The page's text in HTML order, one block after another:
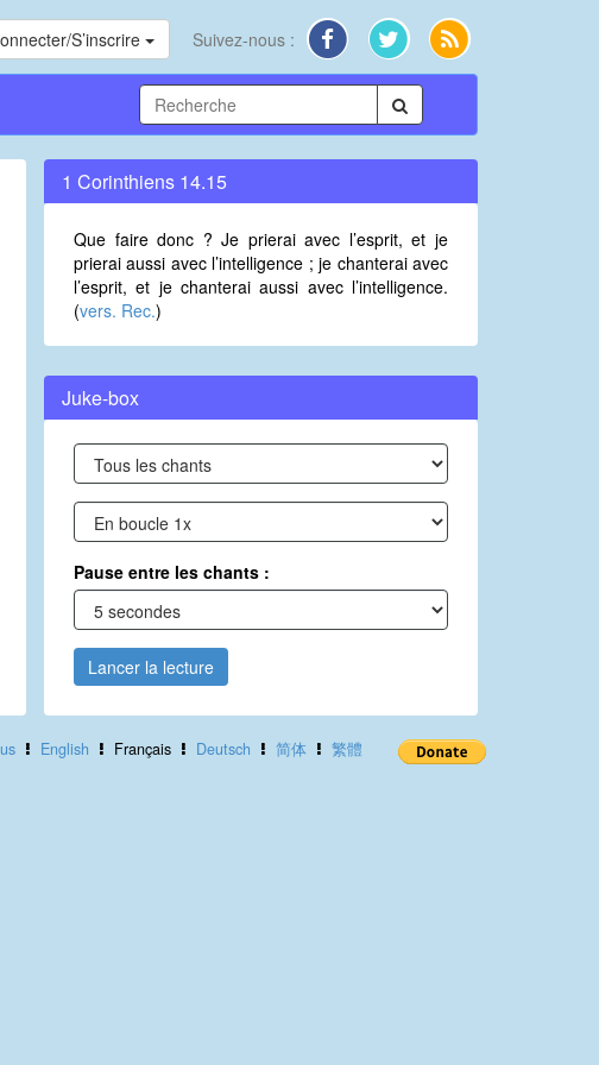
S’inscrire Suivez-nous :
1 Corinthiens 14.15
Que faire donc ? Je prierai avec l’esprit, et je
prierai aussi avec l’intelligence ; je chanterai avec
l’esprit, et je chanterai aussi avec l’intelligence.
(vers. Rec.)
Juke-box
Pause entre les chants :
Lancer la lecture
English Français Deutsch 简体 繁體